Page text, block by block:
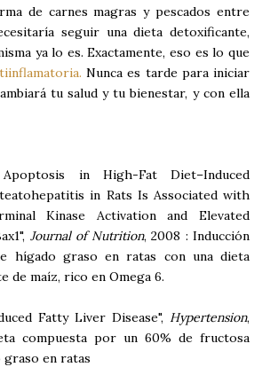
de carnes magras y pescados entre
seguir una dieta detoxificante,
ya lo es. Exactamente, eso es lo que
Nunca es tarde para iniciar
tu salud y tu bienestar, y con ella
in High-Fat Diet–Induced
in Rats Is Associated with
Kinase Activation and Elevated
Journal of Nutrition, 2008 : Inducción
hígado graso en ratas con una dieta
de maíz, rico en Omega 6.
Fatty Liver Disease", Hypertension,
compuesta por un 60% de fructosa
en ratas